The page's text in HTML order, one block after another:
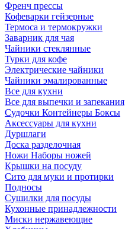
Френч прессы
Кофеварки гейзерные
Термоса и термокружки
Заварник для чая
Чайники стеклянные
Турки для кофе
Электрические чайники
Чайники эмалированные
Все для кухни
Все для выпечки и запекания
Судочки Контейнеры Боксы
Аксессуары для кухни
Дуршлаги
Доска разделочная
Ножи Наборы ножей
Крышки на посуду
Сито для муки и протирки
Подносы
Сушилки для посуды
Кухонные принадлежности
Миски нержавеющие